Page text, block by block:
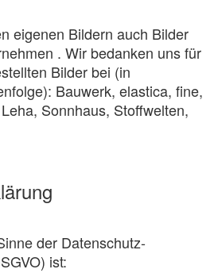
eigenen Bildern auch Bilder
. Wir bedanken uns für
Bilder bei (in
Bauwerk, elastica, fine,
Sonnhaus, Stoffwelten,
der Datenschutz-
ist: